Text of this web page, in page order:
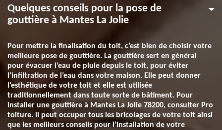
Quelques conseils pour la pose de
gouttière à Mantes La Jolie
Pour mettre la finalisation du toit, c’est bien de choisir votre
meilleure pose de gouttière. La gouttière sert en général
pour évacuer l’eau de pluie depuis le toit, pour éviter
l’infiltration de l’eau dans votre maison. Elle peut donner
l’esthétique de votre toit et elle est utilisée
traditionnellement dans toute sorte de bâtiment. Pour
installer une gouttière à Mantes La Jolie 78200, consulter Pro
toiture. Il peut occuper tous les bricolages de votre toit ainsi
que les meilleurs conseils pour l’installation de votre